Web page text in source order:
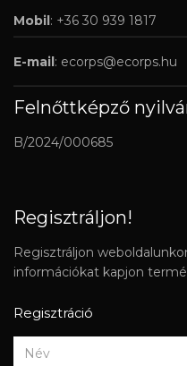
Mobil: +36 30 939 1817
E-mail: ecorps@ecorps.hu
Felnőttképző
B/2024/000685
Regisztráljon!
Regisztráljon
információkat kapjon
Regisztráció